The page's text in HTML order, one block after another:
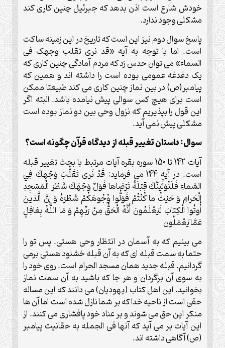
خودش شارع است اذن بدهد که جبرئیل چنین کاری کند
مشکلی وجود ندارد.
پاسخ سوال دوم نیز این است که تاریخ در این زمینه ساکت
است. اما با توجه به آیه «قد نری تقلب وجهک فی
السماء» می توان حدس زد که مردم آمادگی چنین کاری که
یک دغدغه عمومی بوده است را داشته اند و همین که
پیامبر(ص) در بین نماز چنین کاری می کند طبیعتا ممکن
است برای هیچ کس سوالی پیش نیامده باشد. البته اگر
این قول را بپذیریم که نزول وحی بین دو نماز بوده است
مشکلی پیش نمی آید.
سوال: داستان تغییر قبله از دیدگاه قرآن چگونه است؟
آیات 142 تا 150 سوره بقره آیات مرتبط با بحث تغییر قبله
است. در آیه 144 می فرماید: قَدْ نَرى‏ تَقَلُّبَ وَجْهِكَ فِي
السَّماءِ فَلَنُوَلِّيَنَّكَ قِبْلَةً تَرْضاها فَوَلِّ وَجْهَكَ شَطْرَ الْمَسْجِدِ
الْحَرامِ وَ حَيْثُ ما كُنْتُمْ فَوَلُّوا وُجُوهَكُمْ شَطْرَهُ وَ إِنَّ الَّذينَ
أُوتُوا الْكِتابَ لَيَعْلَمُونَ أَنَّهُ الْحَقُّ مِنْ رَبِّهِمْ وَ مَا اللَّهُ بِغافِلٍ
عَمَّا يَعْمَلُون‏
می بینیم که به آسمان در انتظار وحی هستی. پس تو را
حتما به سمت قبله ای که به آن قبله خشنود هستی برمی
گردانیم. قبله جدید همان مسجد الحرام است. روی خود را
به سوی آن برگردان و هر جا که باشید به آن سمت نماز
بخوانید. این اهل کتاب (یهودیان) می دانند که این مساله
حقی است از ناحیه خدا که بر شما نازل شده است اما آن ها
منکر این حق می شوند و بر عناد خود پافشاری می کنند. از
این آیات بر می آید که آنها فی الجمله به حقانیت پیامبر
(ص) آگاهی داشته اند.